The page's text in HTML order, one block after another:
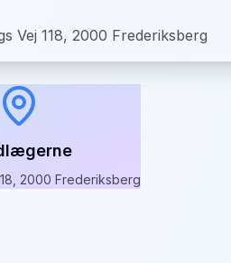
Vej 118, 2000 Frederiksberg
2000 Frederiksberg